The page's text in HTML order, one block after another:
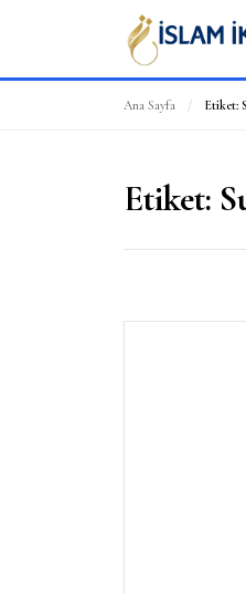
Ana Sayfa / Etiket:
Etiket: